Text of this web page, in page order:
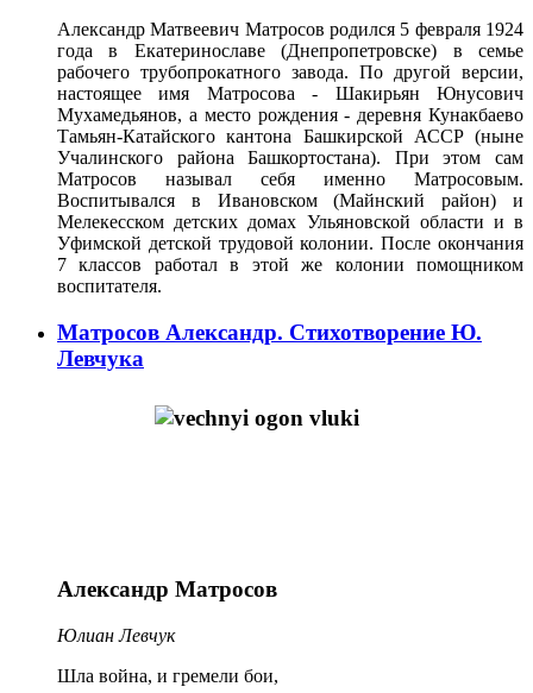
Александр Матвеевич Матросов родился 5 февраля 1924
года в Екатеринославе (Днепропетровске) в семье
рабочего трубопрокатного завода. По другой версии,
настоящее имя Матросова - Шакирьян Юнусович
Мухамедьянов, а место рождения - деревня Кунакбаево
Тамьян-Катайского кантона Башкирской АССР (ныне
Учалинского района Башкортостана). При этом сам
Матросов называл себя именно Матросовым.
Воспитывался в Ивановском (Майнский район) и
Мелекесском детских домах Ульяновской области и в
Уфимской детской трудовой колонии. После окончания
7 классов работал в этой же колонии помощником
воспитателя.
Матросов Александр. Стихотворение Ю.
Левчука
Александр Матросов
Юлиан Левчук
Шла война, и гремели бои,